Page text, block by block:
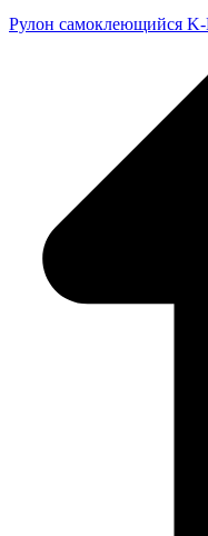
Рулон самоклеющийся